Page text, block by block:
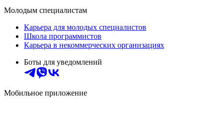
Молодым специалистам
Карьера для молодых специалистов
Школа программистов
Карьера в некоммерческих организациях
Боты для уведомлений
Мобильное приложение